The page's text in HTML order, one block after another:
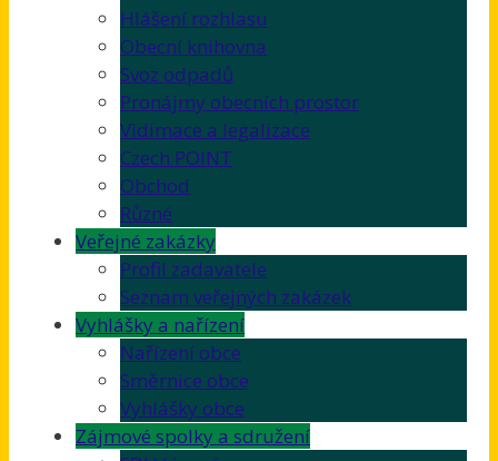
Hlášení rozhlasu
Obecní knihovna
Svoz odpadů
Pronájmy obecních prostor
Vidimace a legalizace
Czech POINT
Obchod
Různé
Veřejné zakázky
Profil zadavatele
Seznam veřejných zakázek
Vyhlášky a nařízení
Nařízení obce
Směrnice obce
Vyhlášky obce
Zájmové spolky a sdružení